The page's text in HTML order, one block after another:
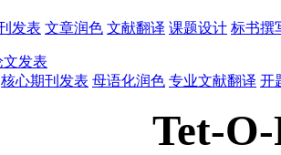
发表 文章润色 文献翻译 课题设计 标书撰
发表
核心期刊发表 母语化润色 专业文献翻译 开
Tet-